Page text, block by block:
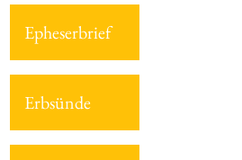
Epheserbrief
Erbsünde